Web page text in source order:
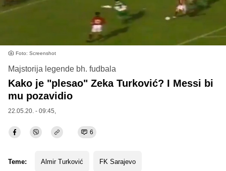
Foto: Screenshot
Majstorija legende bh. fudbala
Kako je "plesao" Zeka Turković? I Messi bi
mu pozavidio
22.05.20. - 09:45,
6
Teme: Almir Turković FK Sarajevo